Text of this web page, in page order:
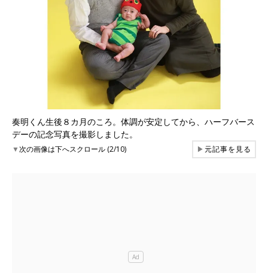
奏明くん生後８カ月のころ。体調が安定してから、ハーフバース
デーの記念写真を撮影しました。
▼次の画像は下へスクロール (2/10) ▶元記事を見る